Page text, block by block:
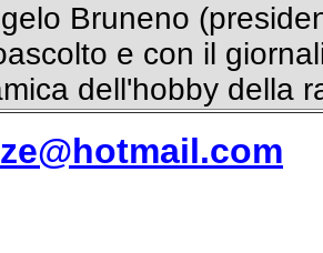
Bruneno
e con il
dell'hobby della